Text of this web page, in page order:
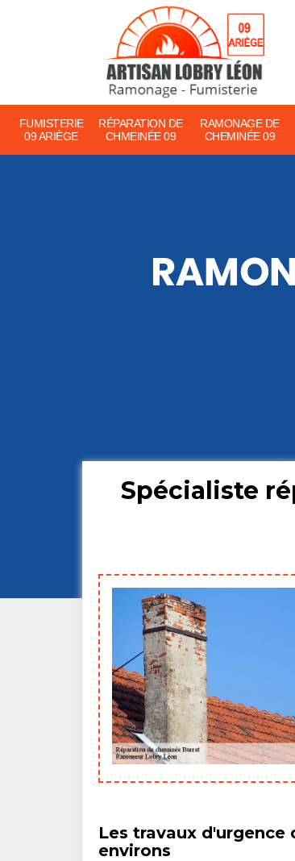
FUMISTERIE
09 ARIÈGE
RÉPARATION DE
CHMEINÉE 09
RAMONAGE DE
CHEMINÉE 09
Spécialiste
Les travaux
environs